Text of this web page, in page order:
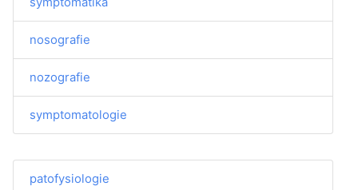
nosografie
nozografie
symptomatologie
patofysiologie